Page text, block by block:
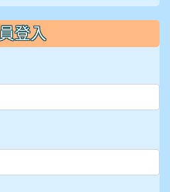
登入